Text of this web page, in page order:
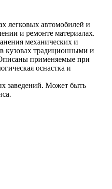
легковых автомобилей и
и ремонте материалах.
механических и
кузовах традиционными и
применяемые при
оснастка и
заведений. Может быть